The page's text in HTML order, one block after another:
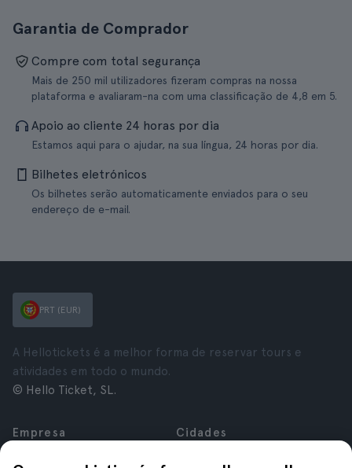
Garantia de Comprador
Compre com total segurança
Mais de 250 mil utilizadores fizeram compras na nossa
plataforma e avaliaram-na com uma classificação de 4,8 em 5.
Apoio ao cliente 24 horas por dia
Estamos aqui para o ajudar, na sua língua, 24 horas por dia.
Bilhetes eletrónicos
Os bilhetes serão automaticamente enviados para o seu
endereço de e-mail.
PRT (EUR)
A Hellotickets é a melhor forma de reservar tours e
atividades em todo o mundo.
© Hello Ticket, SL.
Empresa
Cidades